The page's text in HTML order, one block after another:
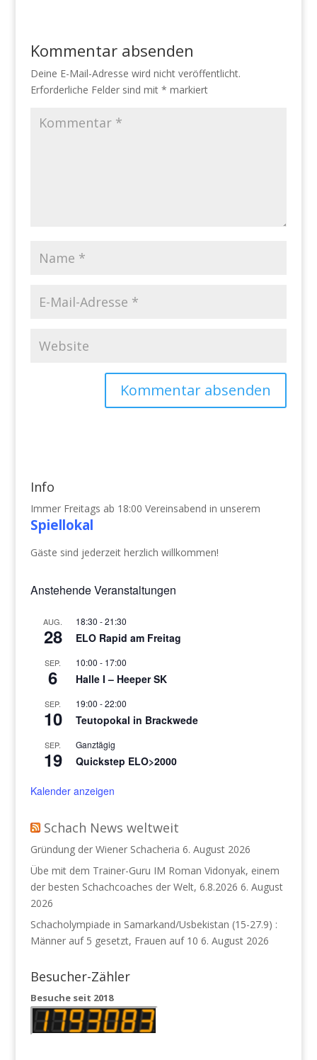
Kommentar absenden
Deine E-Mail-Adresse wird nicht veröffentlicht.
Erforderliche Felder sind mit * markiert
Info
Immer Freitags ab 18:00 Vereinsabend in unserem
Spiellokal
Gäste sind jederzeit herzlich willkommen!
Anstehende Veranstaltungen
AUG.
28
18:30 -21:30
ELO Rapid am Freitag
SEP.
6
10:00 - 17:00
Halle I – Heeper SK
SEP.
10
19:00 -22:00
Teutopokal in Brackwede
SEP.
19
Ganztägig
Quickstep ELO>2000
Kalender anzeigen
Schach News weltweit
Gründung der Wiener Schacheria 6. August 2026
Übe mit dem Trainer-Guru IM Roman Vidonyak, einem
der besten Schachcoaches der Welt, 6.8.2026 6. August
2026
Schacholympiade in Samarkand/Usbekistan (15-27.9) :
Männer auf 5 gesetzt, Frauen auf 10 6. August 2026
Besucher-Zähler
Besuche seit 2018